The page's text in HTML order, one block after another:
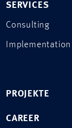
SERVICES
Consulting
Implementation
PROJEKTE
CAREER